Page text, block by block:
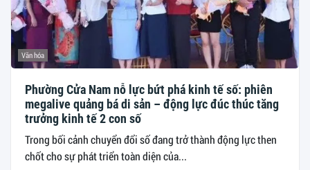
Văn hóa
Phường Cửa Nam nỗ lực bứt phá kinh tế số: phiên
megalive quảng bá di sản – động lực đúc thúc tăng
trưởng kinh tế 2 con số
Trong bối cảnh chuyển đổi số đang trở thành động lực then
chốt cho sự phát triển toàn diện của...